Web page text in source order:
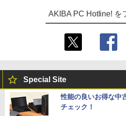
AKIBA PC Hotline! を
Special Site
性能の良いお得な中
チェック！